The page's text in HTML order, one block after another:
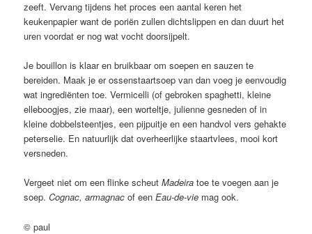
zeeft. Vervang tijdens het proces een aantal keren het
keukenpapier want de poriën zullen dichtslippen en dan duurt het
uren voordat er nog wat vocht doorsijpelt.
Je bouillon is klaar en bruikbaar om soepen en sauzen te
bereiden. Maak je er ossenstaartsoep van dan voeg je eenvoudig
wat ingrediënten toe. Vermicelli (of gebroken spaghetti, kleine
elleboogjes, zie maar), een worteltje, julienne gesneden of in
kleine dobbelsteentjes, een pijpuitje en een handvol vers gehakte
peterselie. En natuurlijk dat overheerlijke staartvlees, mooi kort
versneden.
Vergeet niet om een flinke scheut Madeira toe te voegen aan je
soep.Cognac, armagnac of eenEau-de-vie mag ook.
© paul